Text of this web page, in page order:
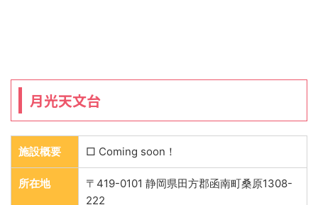
月光天文台
施設概要 □ Coming soon！
所在地
〒419-0101 静岡県田方郡函南町桑原1308-
222